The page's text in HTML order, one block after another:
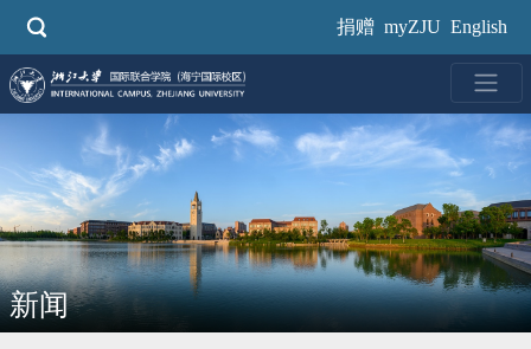
要
捐赠 myZJU English
新闻